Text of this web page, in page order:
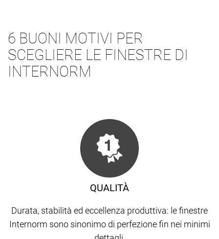
6 BUONI MOTIVI PER
SCEGLIERE LE FINESTRE DI
INTERNORM
QUALITÀ
Durata, stabilità ed eccellenza produttiva: le finestre
Internorm sono sinonimo di perfezione fin nei minimi